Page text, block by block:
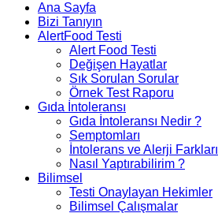
Ana Sayfa
Bizi Tanıyın
AlertFood Testi
Alert Food Testi
Değişen Hayatlar
Sık Sorulan Sorular
Örnek Test Raporu
Gıda İntoleransı
Gıda İntoleransı Nedir ?
Semptomları
İntolerans ve Alerji Farkları
Nasıl Yaptırabilirim ?
Bilimsel
Testi Onaylayan Hekimler
Bilimsel Çalışmalar